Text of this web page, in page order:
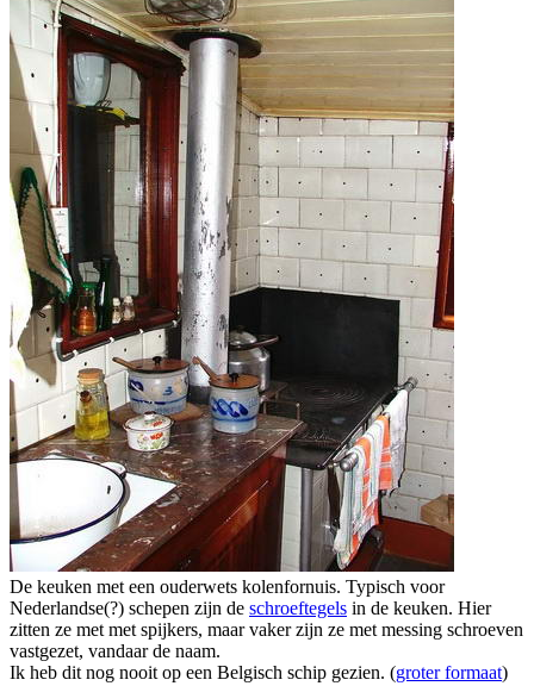
De keuken met een ouderwets kolenfornuis. Typisch voor
Nederlandse(?) schepen zijn de schroeftegels in de keuken. Hier
zitten ze met met spijkers, maar vaker zijn ze met messing schroeven
vastgezet, vandaar de naam.
Ik heb dit nog nooit op een Belgisch schip gezien. (groter formaat)